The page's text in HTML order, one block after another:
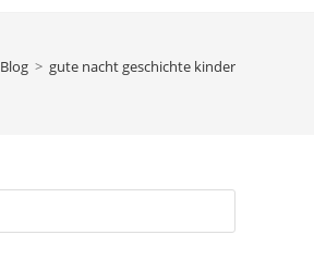
Blog > gute nacht geschichte kinder
Escape